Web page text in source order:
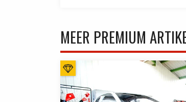
MEER PREMIUM